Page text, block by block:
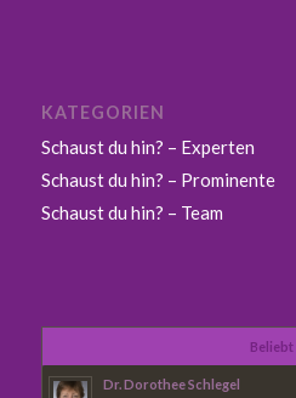
KATEGORIEN
Schaust du hin? – Experten
Schaust du hin? – Prominente
Schaust du hin? – Team
Beliebt
Dr. Dorothee Schlegel